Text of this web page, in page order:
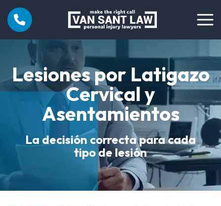
Lesiones por Latigazo
Cervical y
Asentamientos
La decisión correcta para cada
tipo de lesión